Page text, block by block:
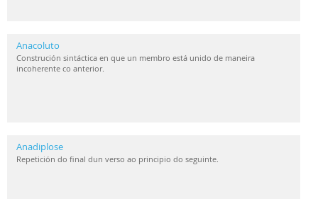
Anacoluto
Construción sintáctica en que un membro está unido de maneira
incoherente co anterior.
Anadiplose
Repetición do final dun verso ao principio do seguinte.